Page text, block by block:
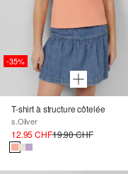
-35%
T-shirt à structure côtelée
s.Oliver
12.95 CHF19.90 CHF